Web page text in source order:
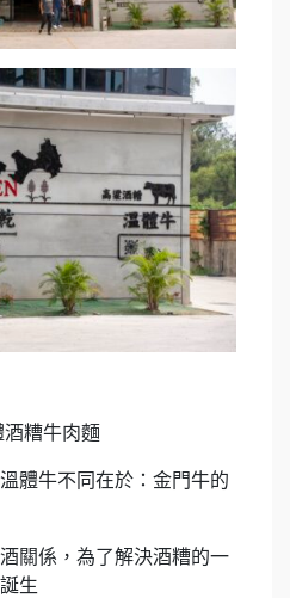
糟牛肉麵
體牛不同在於：金門牛的
關係，為了解決酒糟的一
生